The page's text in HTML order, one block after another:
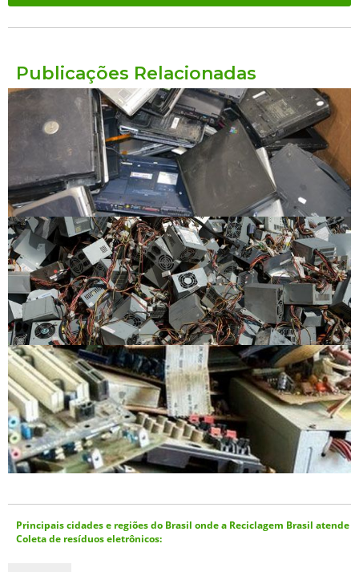
Publicações Relacionadas
Principais cidades e regiões do Brasil onde a Reciclagem Brasil atende
Coleta de resíduos eletrônicos: